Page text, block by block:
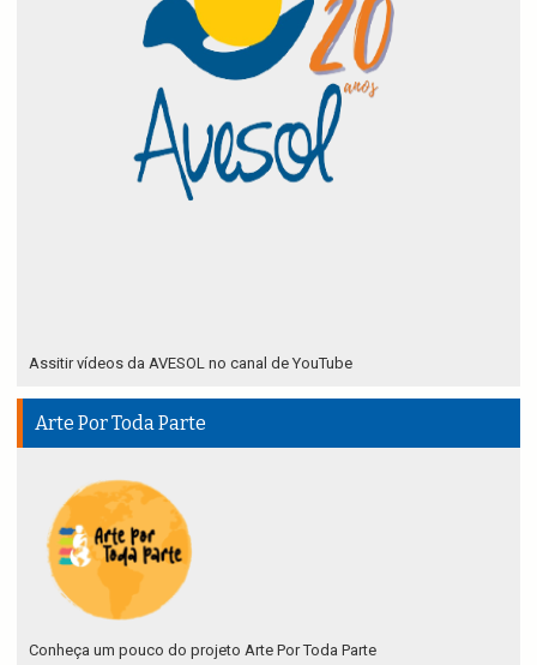
Assitir vídeos da AVESOL no canal de YouTube
Arte Por Toda Parte
Conheça um pouco do projeto Arte Por Toda Parte